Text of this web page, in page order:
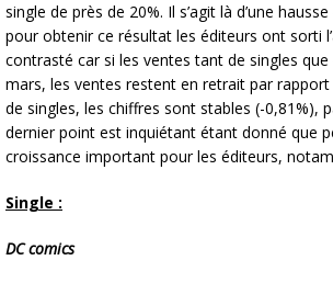
single de près de 20%. Il s’agit là d’une
pour obtenir ce résultat les éditeurs ont sorti
contrasté car si les ventes tant de singles
mars, les ventes restent en retrait par
de singles, les chiffres sont stables (-0,81%),
dernier point est inquiétant étant donné que
croissance important pour les éditeurs,
Single :
DC comics